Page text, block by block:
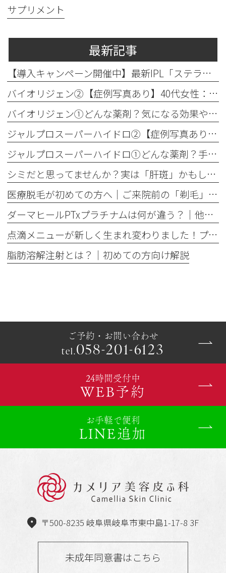
サプリメント
最新記事
【導入キャンペーン開催中】最新IPL「ステラM22」で透明感のある素肌へ
バイオリジェン②【症例写真あり】40代女性：目元の小じわ改善
バイオリジェン①どんな薬剤？気になる効果やダウンタイムについて解説
ジャルプロスーパーハイドロ②【症例写真あり】50代女性：ほうれい線・口横たるみ改善【手打ち注射】
ジャルプロスーパーハイドロ①どんな薬剤？手打ちとハイコックスの違いも解説
シミだと思ってませんか？実は「肝斑」かもしれません
医療脱毛が初めての方へ│ご来院前の「剃毛」がとても大切な理由
ダーマヒールPTxプラチナムは何が違う？│他の肌育製剤との違いを解説
点滴メニューが新しく生まれ変わりました！プレミアム美容点滴・プレミアム疲労回復点滴がスタート
脂肪溶解注射とは？｜初めての方向け解説
ご予約・お問い合わせ
tel.058-201-6123
24時間受付中
WEB予約
お手軽で便利
LINE追加
〒500-8235 岐阜県岐阜市東中島1-17-8 3F
未成年同意書はこちら